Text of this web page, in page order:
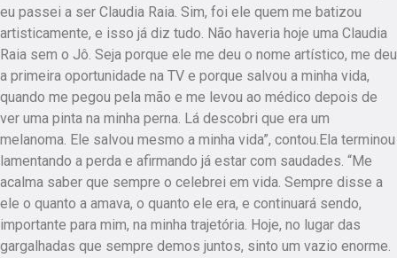
eu passei a ser Claudia Raia. Sim, foi ele quem me batizou
artisticamente, e isso já diz tudo. Não haveria hoje uma Claudia
Raia sem o Jô. Seja porque ele me deu o nome artístico, me deu
a primeira oportunidade na TV e porque salvou a minha vida,
quando me pegou pela mão e me levou ao médico depois de
ver uma pinta na minha perna. Lá descobri que era um
melanoma. Ele salvou mesmo a minha vida”, contou.Ela terminou
lamentando a perda e afirmando já estar com saudades. “Me
acalma saber que sempre o celebrei em vida. Sempre disse a
ele o quanto a amava, o quanto ele era, e continuará sendo,
importante para mim, na minha trajetória. Hoje, no lugar das
gargalhadas que sempre demos juntos, sinto um vazio enorme.